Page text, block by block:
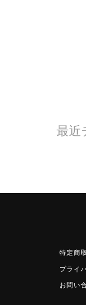
最近
特定商
プライ
お問い